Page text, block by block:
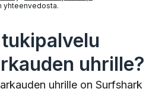
yhteenvedosta.
uhrille?
uhrille on Surfshark